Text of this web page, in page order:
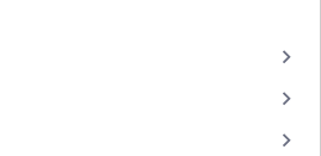
keyboard_arrow_right
keyboard_arrow_right
keyboard_arrow_right